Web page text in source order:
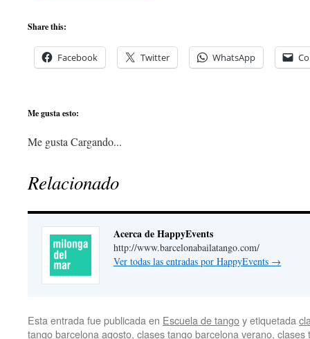
Share this:
Facebook Twitter WhatsApp
Me gusta esto:
Me gusta Cargando...
Relacionado
Acerca de HappyEvents
http://www.barcelonabailatango.com/
Ver todas las entradas por HappyEvents →
Esta entrada fue publicada en Escuela de tangoy etiquetada
tango barcelona agosto, clases tango barcelona verano, clases